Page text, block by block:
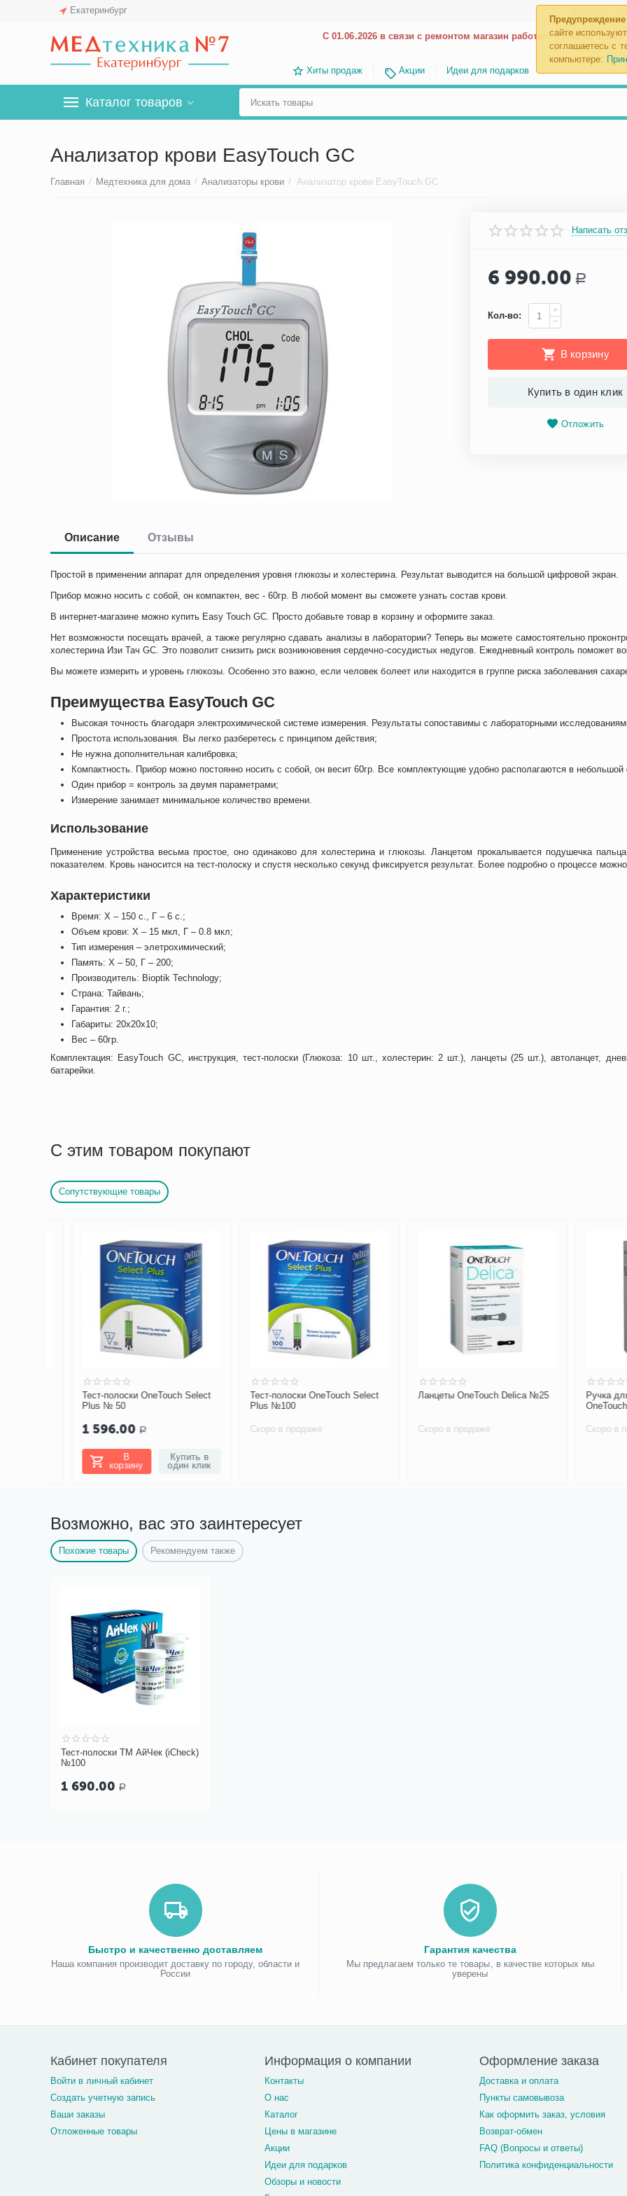
Предупреждение
сайте
соглашаетесь с
компьютере:
Екатеринбург
С 01.06.2026 в связи с ремонтом магазин работает с 9.00 до 18.00
Хиты продаж Акции Идеи для подарков
Каталог товаров
Анализатор крови EasyTouch GC
Главная / Медтехника для дома / Анализаторы крови / Анализатор крови EasyTouch GC
Написать
6 990.00 Р
Кол-во:
+
−
В корзину
Купить в один клик
Отложить
Описание Отзывы
Простой в применении аппарат для определения уровня глюкозы и холестерина. Результат выводится на большой цифровой экран.
Прибор можно носить с собой, он компактен, вес - 60гр. В любой момент вы сможете узнать состав крови.
В интернет-магазине можно купить Easy Touch GC. Просто добавьте товар в корзину и оформите заказ.
Нет возможности посещать врачей, а также регулярно сдавать анализы в лаборатории? Теперь вы можете самостоятельно
холестерина Изи Тач GC. Это позволит снизить риск возникновения сердечно-сосудистых недугов. Ежедневный контроль поможет
Вы можете измерить и уровень глюкозы. Особенно это важно, если человек болеет или находится в группе риска заболевания
Преимущества EasyTouch GC
Высокая точность благодаря электрохимической системе измерения. Результаты сопоставимы с лабораторными
Простота использования. Вы легко разберетесь с принципом действия;
Не нужна дополнительная калибровка;
Компактность. Прибор можно постоянно носить с собой, он весит 60гр. Все комплектующие удобно располагаются в небольшой
Один прибор = контроль за двумя параметрами;
Измерение занимает минимальное количество времени.
Использование
Применение устройства весьма простое, оно одинаково для холестерина и глюкозы. Ланцетом прокалывается подушечка
показателем. Кровь наносится на тест-полоску и спустя несколько секунд фиксируется результат. Более подробно о процессе
Характеристики
Время: Х – 150 с., Г – 6 с.;
Объем крови: Х – 15 мкл, Г – 0.8 мкл;
Тип измерения – элетрохимический;
Память: Х – 50, Г – 200;
Производитель: Bioptik Technology;
Страна: Тайвань;
Гарантия: 2 г.;
Габариты: 20x20x10;
Вес – 60гр.
Комплектация: EasyTouch GC, инструкция, тест-полоски (Глюкоза: 10 шт., холестерин: 2 шт.), ланцеты (25 шт.), автоланцет,
батарейки.
С этим товаром покупают
Сопутствующие товары
Тест-полоски OneTouch Select
Plus № 50
1 596.00 Р
В
корзину
Купить в
один клик
Тест-полоски OneTouch Select
Plus №100
Скоро в продаже
Ланцеты OneTouch Delica №25
Скоро в продаже
Ручка для
OneTouch
Скоро в
Возможно, вас это заинтересует
Похожие товары Рекомендуем также
Тест-полоски ТМ АйЧек (iCheck)
№100
1 690.00 Р
Быстро и качественно доставляем
Наша компания производит доставку по городу, области и
России
Гарантия качества
Мы предлагаем только те товары, в качестве которых мы
уверены
Кабинет покупателя
Войти в личный кабинет
Создать учетную запись
Ваши заказы
Отложенные товары
Информация о компании
Контакты
О нас
Каталог
Цены в магазине
Акции
Идеи для подарков
Обзоры и новости
Оформление заказа
Доставка и оплата
Пункты самовывоза
Как оформить заказ, условия
Возврат-обмен
FAQ (Вопросы и ответы)
Политика конфиденциальности